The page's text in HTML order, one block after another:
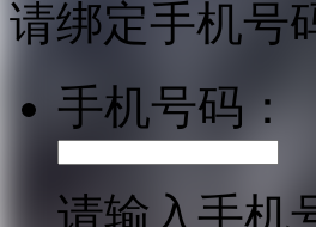
请绑定手机号
手机号码：
请输入手机